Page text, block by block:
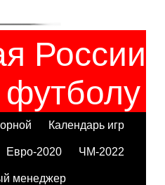
России
футболу
Календарь игр
Евро-2020 ЧМ-2022
менеджер